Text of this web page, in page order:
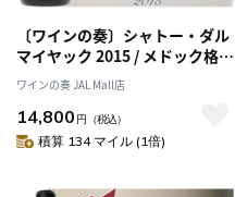
〔ワインの奏〕シャトー・ダル
マイヤック 2015 / メドック格付
け第５級 CINQUIEMES
Grands Crus
ワインの奏 JAL Mall店
14,800 円 （税込）
積算 134 マイル (1倍)